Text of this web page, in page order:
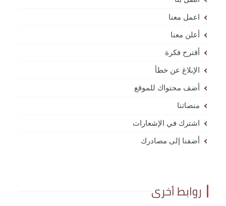
اعمل معنا
أعلن معنا
أقترح فكرة
الإبلاغ عن خطأ
أضف محتواك للموقع
منصاتنا
اشترك في الإشعارات
أضفنا إلى مصادرك
روابط أخرى